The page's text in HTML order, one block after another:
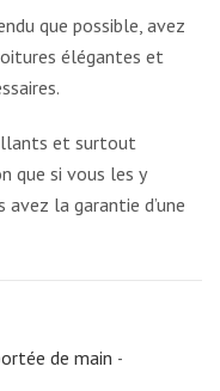
que possible, avez
élégantes et
et surtout
que si vous les y
avez la garantie d’une
de main -